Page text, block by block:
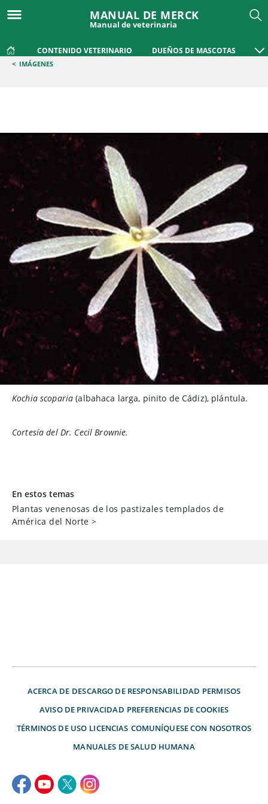
MANUAL DE MERCK
Manual de veterinaria
CONTENIDO VETERINARIO DUEÑOS DE MASCOTAS
< IMÁGENES
Kochia scoparia (albahaca larga, pinito de Cádiz), plántula.
Cortesía del Dr. Cecil Brownie.
En estos temas
Plantas venenosas de los pastizales templados de
América del Norte >
ACERCA DE DESCARGO DE RESPONSABILIDAD PERMISOS
AVISO DE PRIVACIDAD PREFERENCIAS DE COOKIES
TÉRMINOS DE USO LICENCIAS COMUNÍQUESE CON NOSOTROS
MANUALES DE SALUD HUMANA